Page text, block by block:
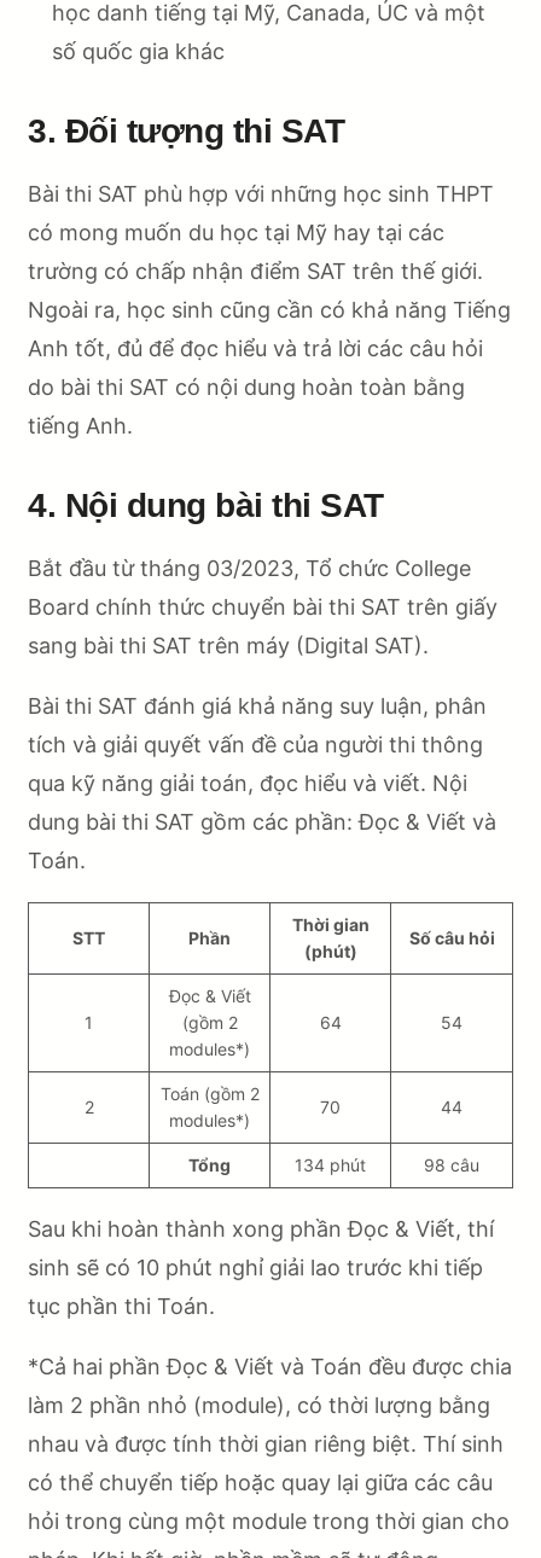
học danh tiếng tại Mỹ, Canada, ÚC và một
số quốc gia khác
3. Đối tượng thi SAT
Bài thi SAT phù hợp với những học sinh THPT
có mong muốn du học tại Mỹ hay tại các
trường có chấp nhận điểm SAT trên thế giới.
Ngoài ra, học sinh cũng cần có khả năng Tiếng
Anh tốt, đủ để đọc hiểu và trả lời các câu hỏi
do bài thi SAT có nội dung hoàn toàn bằng
tiếng Anh.
4. Nội dung bài thi SAT
Bắt đầu từ tháng 03/2023, Tổ chức College
Board chính thức chuyển bài thi SAT trên giấy
sang bài thi SAT trên máy (Digital SAT).
Bài thi SAT đánh giá khả năng suy luận, phân
tích và giải quyết vấn đề của người thi thông
qua kỹ năng giải toán, đọc hiểu và viết. Nội
dung bài thi SAT gồm các phần: Đọc & Viết và
Toán.
STT Phần
Thời gian
(phút)
Số câu hỏi
1
Đọc & Viết
(gồm 2
modules*)
64 54
2
Toán (gồm 2
modules*)
70 44
Tổng 134 phút 98 câu
Sau khi hoàn thành xong phần Đọc & Viết, thí
sinh sẽ có 10 phút nghỉ giải lao trước khi tiếp
tục phần thi Toán.
*Cả hai phần Đọc & Viết và Toán đều được chia
làm 2 phần nhỏ (module), có thời lượng bằng
nhau và được tính thời gian riêng biệt. Thí sinh
có thể chuyển tiếp hoặc quay lại giữa các câu
hỏi trong cùng một module trong thời gian cho